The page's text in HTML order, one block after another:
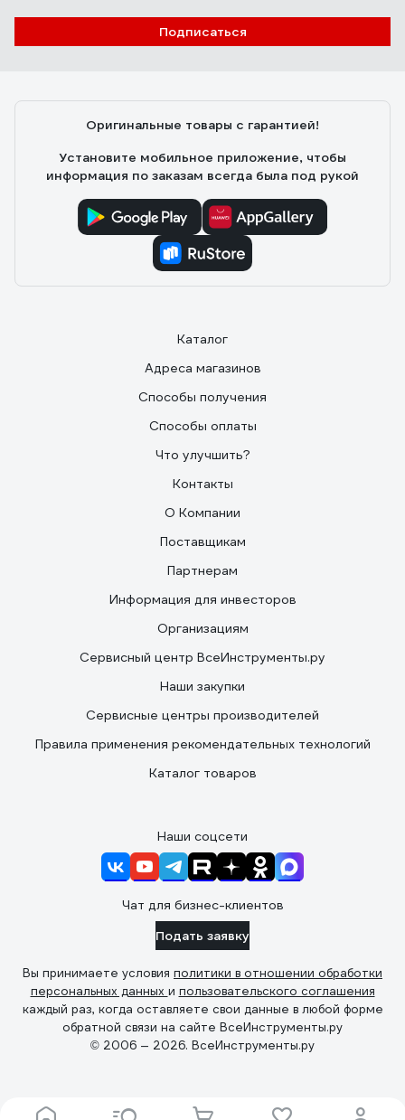
Подписаться
Оригинальные товары с гарантией!
Установите мобильное приложение, чтобы
информация по заказам всегда была под рукой
Каталог
Адреса магазинов
Способы получения
Способы оплаты
Что улучшить?
Контакты
О Компании
Поставщикам
Партнерам
Информация для инвесторов
Организациям
Сервисный центр ВсеИнструменты.ру
Наши закупки
Сервисные центры производителей
Правила применения рекомендательных технологий
Каталог товаров
Наши соцсети
Чат для бизнес-клиентов
Подать заявку
Вы принимаете условия политики в отношении обработки
персональных данных и пользовательского соглашения
каждый раз, когда оставляете свои данные в любой форме
обратной связи на сайте ВсеИнструменты.ру
© 2006 — 2026. ВсеИнструменты.ру